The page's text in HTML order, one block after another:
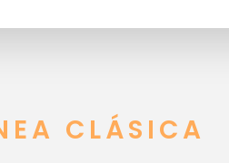
CLÁSICA